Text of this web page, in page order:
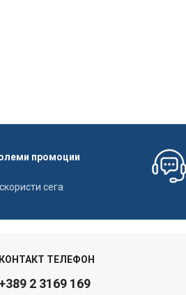
промоции
сега
КОНТАКТ ТЕЛЕФОН
+389 2 3169 169